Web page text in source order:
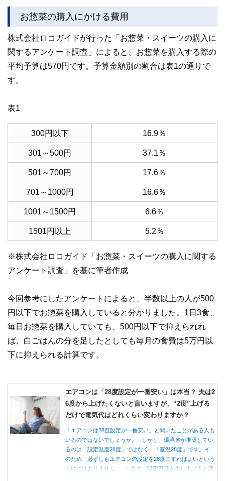
をわかりやすく発信している点です。
執筆者・監修者による執筆体制を築くことで、内容のわかり
やすさはもちろんのこと、読み応えのあるコンテンツと確か
な情報発信を実現しています。
お惣菜の購入にかける費用
株式会社ロコガイドが行った「お惣菜・スイーツの購入に
関するアンケート調査」によると、お惣菜を購入する際の
平均予算は570円です。予算金額別の割合は表1の通りで
す。
表1
300円以下 16.9％
301～500円 37.1％
501～700円 17.6％
701～1000円 16.6％
1001～1500円 6.6％
1501円以上 5.2％
※株式会社ロコガイド「お惣菜・スイーツの購入に関する
アンケート調査」を基に筆者作成
今回参考にしたアンケートによると、半数以上の人が500
円以下でお惣菜を購入していると分かりました。1日3食、
毎日お惣菜を購入していても、500円以下で抑えられれ
ば、白ごはんの分を足したとしても毎月の食費は5万円以
下に抑えられる計算です。
エアコンは「28度設定が一番安い」は本当？ 夫は2
6度から上げたくないと言いますが、“2度”上げる
だけで電気代はどれくらい変わりますか？
「エアコンは28度設定が一番安い」と聞いたことがある人も
いるのではないでしょうか。 しかし、環境省が推奨してい
るのは「設定温度28度」ではなく、「室温28度」です。そ
のため、必ずしもエアコンの設定を28度にすればよいという
わけではありません。 一方で、設定温度を少し上げると消